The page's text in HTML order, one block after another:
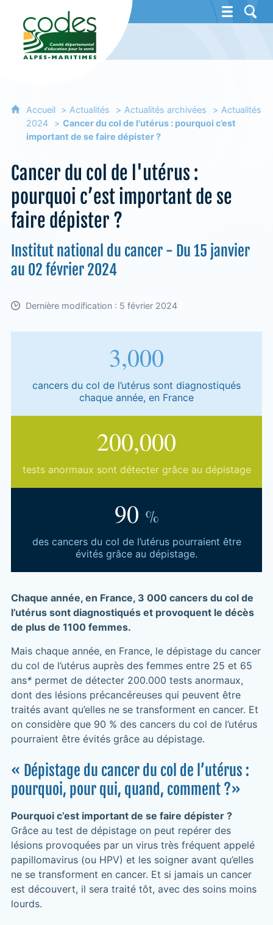
CoDES 06 - Comité départemental
Accueil Actualités Actualités archivées
Actualités
2024
Cancer du col de l'utérus : pourquoi c’est
important de se faire dépister ?
Cancer du col de l'utérus :
pourquoi c’est important de se
faire dépister ?
Institut national du cancer - Du 15 janvier
au 02 février 2024
Dernière modification : 5 février 2024
3,000
cancers du col de l’utérus sont diagnostiqués
chaque année, en France
200,000
tests anormaux sont détecter grâce au dépistage
90 %
des cancers du col de l’utérus pourraient être
évités grâce au dépistage.
Chaque année, en France, 3 000 cancers du col de
l’utérus sont diagnostiqués et provoquent le décès
de plus de 1100 femmes.
Mais chaque année, en France, le dépistage du cancer
du col de l’utérus auprès des femmes entre 25 et 65
ans*permet de détecter 200.000 tests anormaux,
dont des lésions précancéreuses qui peuvent être
traités avant qu’elles ne se transforment en cancer. Et
on considère que 90 % des cancers du col de l’utérus
pourraient être évités grâce au dépistage.
« Dépistage du cancer du col de l’utérus :
pourquoi, pour qui, quand, comment ?»
Pourquoi c’est important de se faire dépister ?
Grâce au test de dépistage on peut repérer des
lésions provoquées par un virus très fréquent appelé
papillomavirus (ou HPV) et les soigner avant qu’elles
ne se transforment en cancer. Et si jamais un cancer
est découvert, il sera traité tôt, avec des soins moins
lourds.